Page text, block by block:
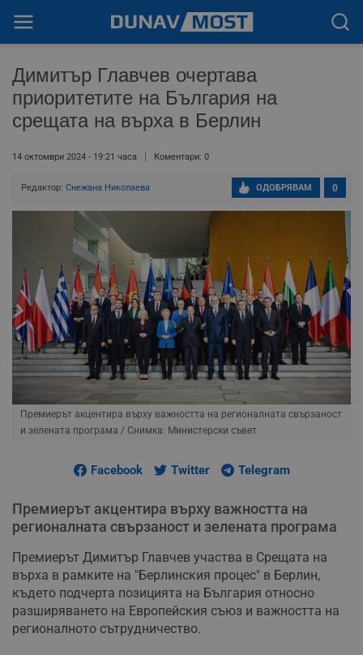
Димитър Главчев очертава
приоритетите на България на
срещата на върха в Берлин
14 октомври 2024 - 19:21 часа Коментари: 0
Редактор: Снежана Николаева 0
ОДОБРЯВАМ
Премиерът акцентира върху важността на регионалната свързаност
и зелената програма / Снимка: Министерски съвет
Facebook Twitter Telegram
Премиерът акцентира върху важността на
регионалната свързаност и зелената програма
Премиерът Димитър Главчев участва в Срещата на
върха в рамките на "Берлинския процес" в Берлин,
където подчерта позицията на България относно
разширяването на Европейския съюз и важността на
регионалното сътрудничество.